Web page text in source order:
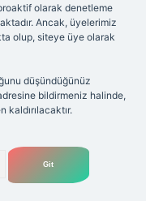
olarak denetleme
Ancak, üyelerimiz
olup, siteye üye olarak
düşündüğünüz
bildirmeniz halinde,